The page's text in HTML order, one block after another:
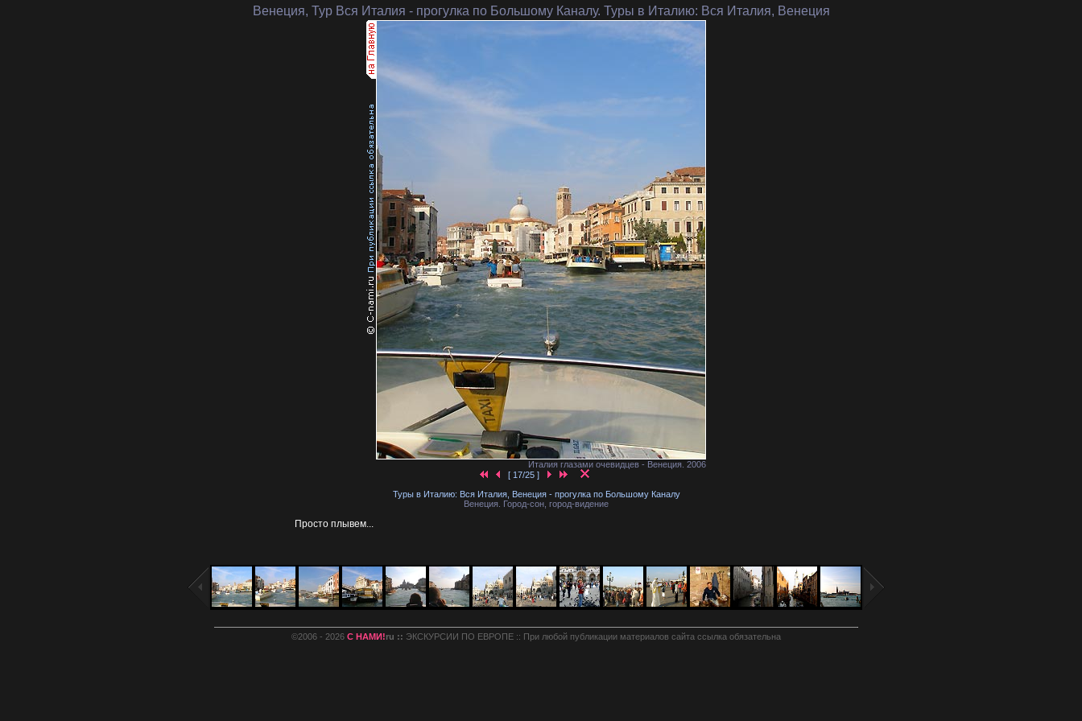
Венеция, Тур Вся Италия - прогулка по Большому Каналу. Туры в Италию: Вся Италия, Венеция
Италия глазами очевидцев - Венеция. 2006
[ 17/25 ]
Туры в Италию: Вся Италия, Венеция - прогулка по Большому Каналу
Венеция. Город-сон, город-видение
Просто плывем...
©2006 - 2026 С НАМИ!ru :: ЭКСКУРСИИ ПО ЕВРОПЕ :: При любой публикации материалов сайта ссылка обязательна